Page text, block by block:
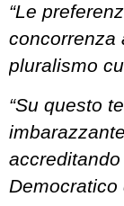
“Le
concorrenza
pluralismo
“Su questo